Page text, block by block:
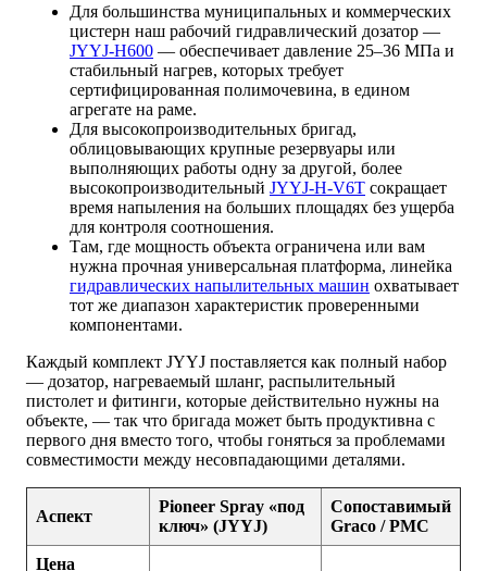
Для большинства муниципальных и коммерческих
цистерн наш рабочий гидравлический дозатор —
JYYJ-H600 — обеспечивает давление 25–36 МПа и
стабильный нагрев, которых требует
сертифицированная полимочевина, в едином
агрегате на раме.
Для высокопроизводительных бригад,
облицовывающих крупные резервуары или
выполняющих работы одну за другой, более
высокопроизводительный JYYJ-H-V6T сокращает
время напыления на больших площадях без ущерба
для контроля соотношения.
Там, где мощность объекта ограничена или вам
нужна прочная универсальная платформа, линейка
гидравлических напылительных машин охватывает
тот же диапазон характеристик проверенными
компонентами.
Каждый комплект JYYJ поставляется как полный набор
— дозатор, нагреваемый шланг, распылительный
пистолет и фитинги, которые действительно нужны на
объекте, — так что бригада может быть продуктивна с
первого дня вместо того, чтобы гоняться за проблемами
совместимости между несовпадающими деталями.
Аспект
Pioneer Spray «под
ключ» (JYYJ)
Сопоставимый
Graco / PMC
Цена